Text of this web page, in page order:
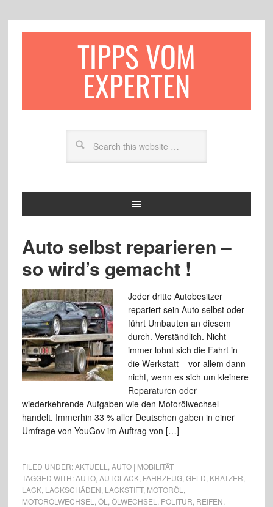
TIPPS VOM
EXPERTEN
Auto selbst reparieren –
so wird’s gemacht !
Jeder dritte Autobesitzer
repariert sein Auto selbst oder
führt Umbauten an diesem
durch. Verständlich. Nicht
immer lohnt sich die Fahrt in
die Werkstatt – vor allem dann
nicht, wenn es sich um kleinere
Reparaturen oder
wiederkehrende Aufgaben wie den Motorölwechsel
handelt. Immerhin 33 % aller Deutschen gaben in einer
Umfrage von YouGov im Auftrag von […]
FILED UNDER:AKTUELL
AUTO | MOBILITÄT
TAGGED WITH:AUTO, AUTOLACK, FAHRZEUG, GELD KRATZER
LACK, LACKSCHÄDEN LACKSTIFT, MOTORÖL
MOTORÖLWECHSEL
ÖL ÖLWECHSEL POLITUR REIFEN